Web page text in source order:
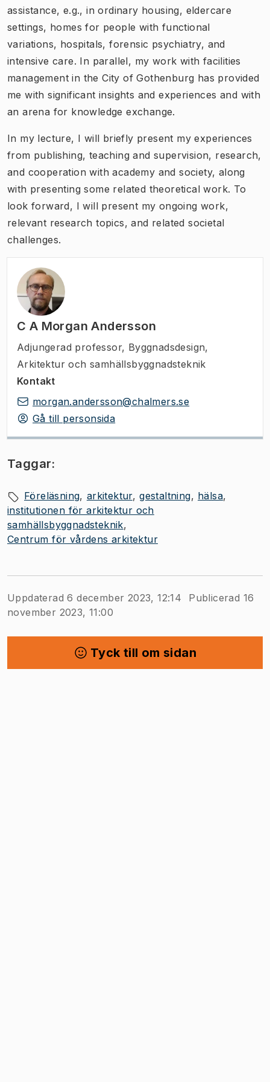
assistance, e.g., in ordinary housing, eldercare
settings, homes for people with functional
variations, hospitals, forensic psychiatry, and
intensive care. In parallel, my work with facilities
management in the City of Gothenburg has provided
me with significant insights and experiences and with
an arena for knowledge exchange.
In my lecture, I will briefly present my experiences
from publishing, teaching and supervision, research,
and cooperation with academy and society, along
with presenting some related theoretical work. To
look forward, I will present my ongoing work,
relevant research topics, and related societal
challenges.
C A Morgan Andersson
Adjungerad professor, Byggnadsdesign,
Arkitektur och samhällsbyggnadsteknik
Kontakt
morgan.andersson@chalmers.se
Gå till personsida
Taggar:
Föreläsning arkitektur gestaltning
hälsa
institutionen för arkitektur och
samhällsbyggnadsteknik
Centrum för vårdens arkitektur
Uppdaterad 6 december 2023, 12:14
Publicerad 16
november 2023, 11:00
Tyck till om sidan